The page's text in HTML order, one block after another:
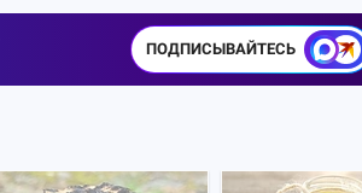
ПОДПИСЫВАЙТЕСЬ